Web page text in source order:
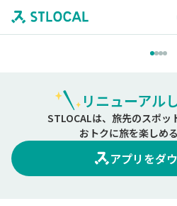
リニューアル
STLOCALは、旅先のスポッ
おトクに旅を楽しめ
アプリをダ